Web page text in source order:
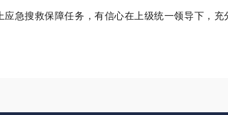
应急搜救保障任务，有信心在上级统一领导下，充